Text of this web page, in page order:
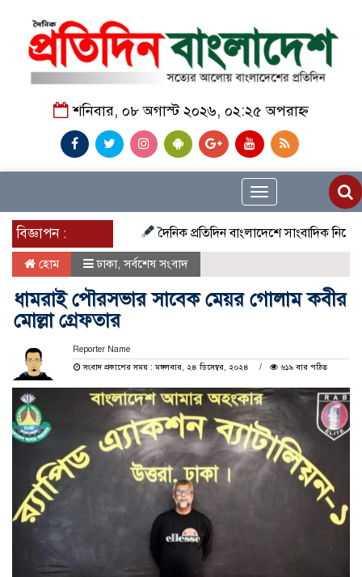
শনিবার, ০৮ অগাস্ট ২০২৬, ০২:২৫ অপরাহ্ন
Toggle
navigation
বিজ্ঞাপন :
দৈনিক প্রতিদিন বাংলাদেশে সাংবাদিক নিয়োগ
হোম ঢাকা,সর্বশেষ সংবাদ
ধামরাই পৌরসভার সাবেক মেয়র গোলাম কবীর
মোল্লা গ্রেফতার
Reporter Name
সংবাদ প্রকাশের সময় : মঙ্গলবার, ২৪ ডিসেম্বর, ২০২৪
৬১৯ বার পঠিত